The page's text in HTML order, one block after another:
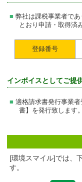
弊社は課税事業者で
とおり申請・取得済
登録番号
インボイスとしてご提
適格請求書発行事業
書】を発行致します
[環境スマイル]では、
す。